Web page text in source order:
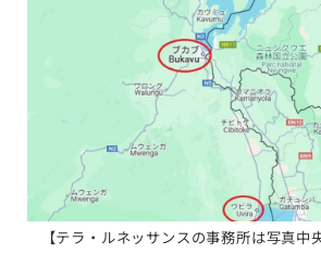
【テラ・ルネッサンスの事務所は写真中